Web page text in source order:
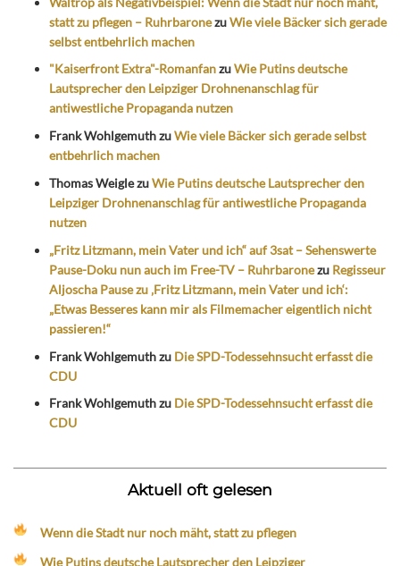
statt zu pflegen – RuhrbaronezuWie viele Bäcker sich gerade
selbst entbehrlich machen
"Kaiserfront Extra"-RomanfanzuWie Putins deutsche
Lautsprecher den Leipziger Drohnenanschlag für
antiwestliche Propaganda nutzen
Frank WohlgemuthzuWie viele Bäcker sich gerade selbst
entbehrlich machen
Thomas WeiglezuWie Putins deutsche Lautsprecher den
Leipziger Drohnenanschlag für antiwestliche Propaganda
nutzen
„Fritz Litzmann, mein Vater und ich“ auf 3sat – Sehenswerte
Pause-Doku nun auch im Free-TV – Ruhrbaronezu Regisseur
Aljoscha Pause zu ‚Fritz Litzmann, mein Vater und ich‘:
„Etwas Besseres kann mir als Filmemacher eigentlich nicht
passieren!“
Frank Wohlgemuthzu Die SPD-Todessehnsucht erfasst die
CDU
Frank Wohlgemuthzu Die SPD-Todessehnsucht erfasst die
CDU
Aktuell oft gelesen
Wenn die Stadt nur noch mäht, statt zu pflegen
Wie Putins deutsche Lautsprecher den Leipziger